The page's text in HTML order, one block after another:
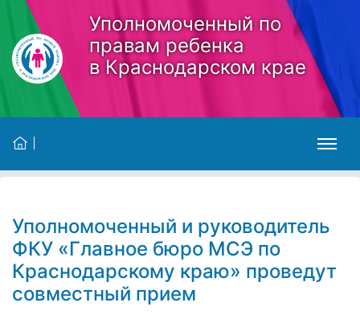
Skip to main content
Уполномоченный по
правам ребенка
в Краснодарском крае
Уполномоченный и руководитель
ФКУ «Главное бюро МСЭ по
Краснодарскому краю» проведут
совместный прием